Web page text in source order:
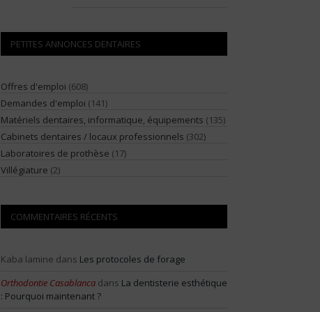
PETITES ANNONCES DENTAIRES
Offres d'emploi (608)
Demandes d'emploi (141)
Matériels dentaires, informatique, équipements (135)
Cabinets dentaires / locaux professionnels (302)
Laboratoires de prothèse (17)
Villégiature (2)
COMMENTAIRES RÉCENTS
Kaba lamine dans Les protocoles de forage
Orthodontie Casablanca dans La dentisterie esthétique
: Pourquoi maintenant ?